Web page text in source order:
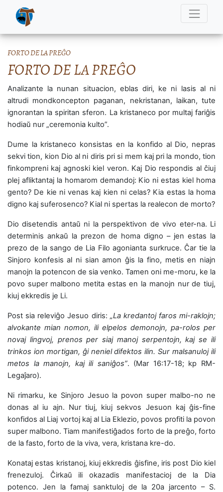
FORTO DE LA PREĜO
FORTO DE LA PREĜO
Analizante la nunan situacion, eblas diri, ke ni lasis al ni
altrudi mondkoncepton paganan, nekristanan, laikan, tute
ignorantan la spiritan sferon. La kristaneco por multaj fariĝis
hodiaŭ nur „ceremonia kulto”.
Dume la kristaneco konsistas en la konfido al Dio, nepras
sekvi tion, kion Dio al ni diris pri si mem kaj pri la mondo, tion
finkompreni kaj agnoski kiel veron. Kaj Dio respondis al ĉiuj
plej afliktantaj la homarom demandoj: Kio ni estas kiel homa
gento? De kie ni venas kaj kien ni celas? Kia estas la homa
digno kaj suferosenco? Kial ni spertas la realecon de morto?
Dio disetendis antaŭ ni la perspektivon de vivo eter-na. Li
determinis ankaŭ la prezon de homa digno – jen estas la
prezo de la sango de Lia Filo agonianta surkruce. Ĉar tie la
Sinjoro konfesis al ni sian amon ĝis la fino, metis en niajn
manojn la potencon de sia venko. Tamen oni me-moru, ke la
povo super malbono metita estas en la manojn nur de tiuj,
kiuj ekkredis je Li.
Post sia releviĝo Jesuo diris: „La kredantoj faros mi-raklojn;
alvokante mian nomon, ili elpelos demonojn, pa-rolos per
novaj lingvoj, prenos per siaj manoj serpentojn, kaj se ili
trinkos ion mortigan, ĝi neniel difektos ilin. Sur malsanuloj ili
metos la manojn, kaj ili saniĝos”. (Mar 16:17-18; kp RM-
Legaĵaro).
Ni rimarku, ke Sinjoro Jesuo la povon super malbo-no ne
donas al iu ajn. Nur tiuj, kiuj sekvos Jesuon kaj ĝis-fine
konfidos al Liaj vortoj kaj al Lia Eklezio, povos profiti la povon
super malbono. Tiam manifestiĝados forto de la preĝo, forto
de la fasto, forto de la viva, vera, kristana kre-do.
Konataj estas kristanoj, kiuj ekkredis ĝisfine, iris post Dio kiel
frenezuloj. Ĉirkaŭ ili okazadis manifestacioj de la Dia
potenco. Jen la famaj sanktuloj de la 20a jarcento – S.